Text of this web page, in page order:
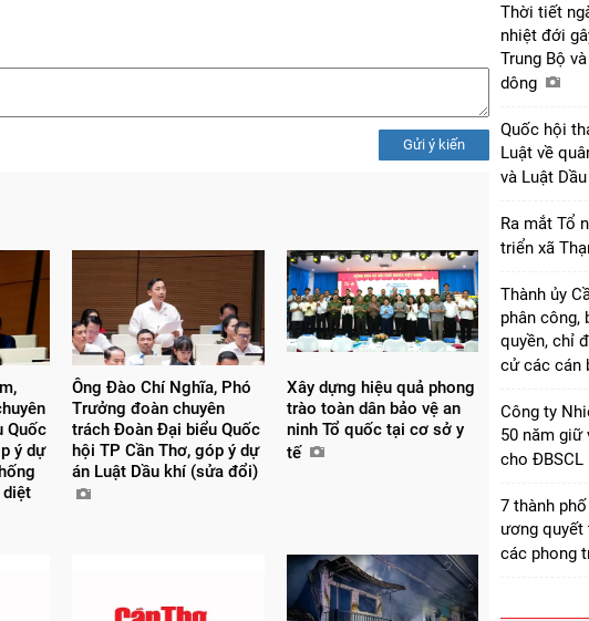
Gửi ý kiến
Quốc
ý dự
diệt
Ông Đào Chí Nghĩa, Phó
Trưởng đoàn chuyên
trách Đoàn Đại biểu Quốc
hội TP Cần Thơ, góp ý dự
án Luật Dầu khí (sửa đổi)
Xây dựng hiệu quả phong
trào toàn dân bảo vệ an
ninh Tổ quốc tại cơ sở y
tế
Thời tiết
nhiệt đới
Trung Bộ
dông
Quốc hội
Luật về
và Luật
Ra mắt Tổ
triển xã
Thành ủy
phân công,
quyền, chỉ
cử các cán
Công ty
50 năm giữ
cho ĐBSCL
7 thành
ương
các phong